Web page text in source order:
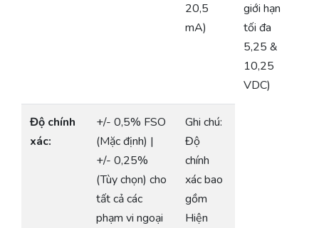
20,5
mA)
giới hạn
tối đa
5,25 &
10,25
VDC)
Độ chính
xác:
+/- 0,5% FSO
(Mặc định) |
+/- 0,25%
(Tùy chọn) cho
tất cả các
phạm vi ngoại
Ghi chú:
Độ
chính
xác bao
gồm
Hiện